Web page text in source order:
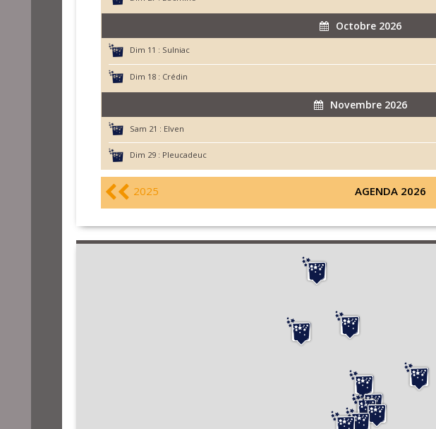
Octobre 2026
Dim 11 : Sulniac
Dim 18 : Crédin
Novembre 2026
Sam 21 : Elven
Dim 29 : Pleucadeuc
2025 AGENDA 2026